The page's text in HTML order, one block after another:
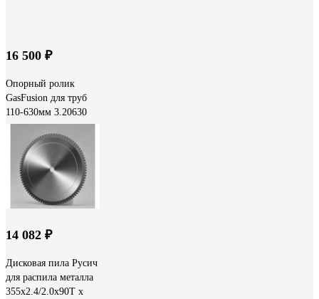
16 500 ₽
Опорный ролик
GasFusion для труб
110-630мм 3.20630
14 082 ₽
Дисковая пила Русич
для распила металла
355x2.4/2.0x90T x